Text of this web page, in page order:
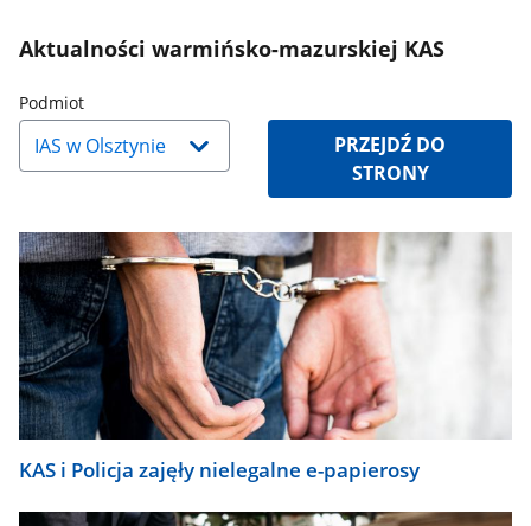
Aktualności warmińsko-mazurskiej KAS
PodmiotNaciśnij
strzałkę
w
dół,
odpowiednią
pozycję.
Dane
zaktualizują
się
automatycznie.
PRZEJDŹ DO
STRONY
KAS i Policja zajęły nielegalne e-papierosy